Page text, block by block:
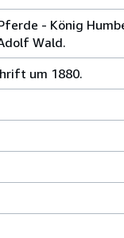
- König
Wald.
um 1880.